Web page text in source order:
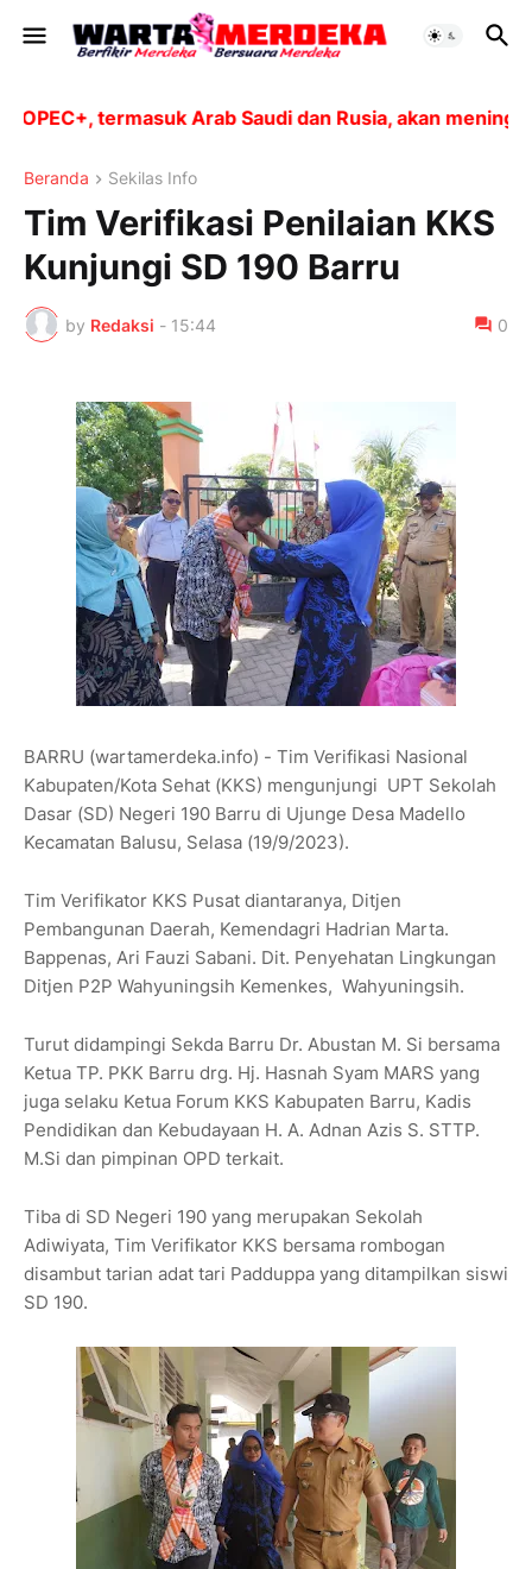
termasuk Arab Saudi dan Rusia, akan
Beranda Sekilas Info
Tim Verifikasi Penilaian KKS
Kunjungi SD 190 Barru
by Redaksi - 15:44 0
BARRU (wartamerdeka.info) - Tim Verifikasi Nasional
Kabupaten/Kota Sehat (KKS) mengunjungi UPT Sekolah
Dasar (SD) Negeri 190 Barru di Ujunge Desa Madello
Kecamatan Balusu, Selasa (19/9/2023).
Tim Verifikator KKS Pusat diantaranya, Ditjen
Pembangunan Daerah, Kemendagri Hadrian Marta.
Bappenas, Ari Fauzi Sabani. Dit. Penyehatan Lingkungan
Ditjen P2P Wahyuningsih Kemenkes, Wahyuningsih.
Turut didampingi Sekda Barru Dr. Abustan M. Si bersama
Ketua TP. PKK Barru drg. Hj. Hasnah Syam MARS yang
juga selaku Ketua Forum KKS Kabupaten Barru, Kadis
Pendidikan dan Kebudayaan H. A. Adnan Azis S. STTP.
M.Si dan pimpinan OPD terkait.
Tiba di SD Negeri 190 yang merupakan Sekolah
Adiwiyata, Tim Verifikator KKS bersama rombogan
disambut tarian adat tari Padduppa yang ditampilkan siswi
SD 190.